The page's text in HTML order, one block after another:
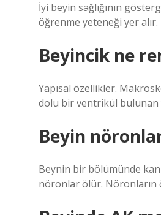
İyi beyin sağlığının
öğrenme yeteneği yer alır.
Beyincik ne
Yapısal özellikler.
dolu bir ventrikül bulunan
Beyin
Beynin bir bölümünde kan
nöronlar ölür. Nöronların